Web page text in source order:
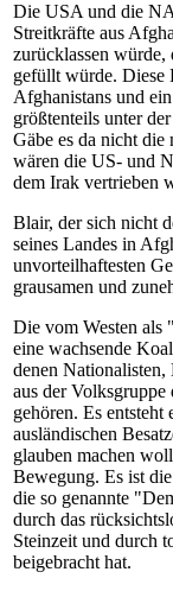
Die USA und die
Streitkräfte aus
zurücklassen würde,
gefüllt würde. Diese
Afghanistans und
größtenteils unter
Gäbe es da nicht
wären die US- und
dem Irak vertrieben
Blair, der sich nicht
seines Landes in
unvorteilhaftesten
grausamen und
Die vom Westen als
eine wachsende
denen Nationalisten,
aus der Volksgruppe
gehören. Es
ausländischen
glauben machen
Bewegung. Es ist
die so genannte
durch das
Steinzeit und durch
beigebracht hat.